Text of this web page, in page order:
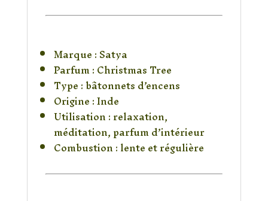
Caractéristiques du
Marque : Satya
Parfum : Christmas Tree
Type : bâtonnets d’encens
Origine : Inde
Utilisation : relaxation,
méditation, parfum d’intérieur
Combustion : lente et régulière
Une ambiance